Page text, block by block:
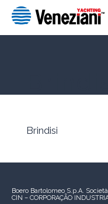
Brindisi
Boero Bartolomeo S.p.A.
CIN – CORPORAÇÃO